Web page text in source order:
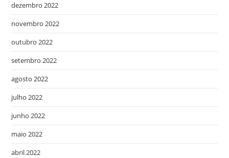
dezembro 2022
novembro 2022
outubro 2022
setembro 2022
agosto 2022
julho 2022
junho 2022
maio 2022
abril 2022